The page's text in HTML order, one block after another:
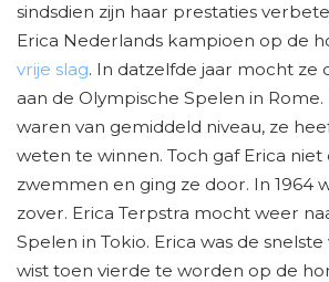
sindsdien zijn haar prestaties
Erica Nederlands kampioen op de
vrije slag. In datzelfde jaar mocht ze
aan de Olympische Spelen in
waren van gemiddeld niveau, ze
weten te winnen. Toch gaf Erica
zwemmen en ging ze door. In 1964
zover. Erica Terpstra mocht weer
Spelen in Tokio. Erica was de
wist toen vierde te worden op de